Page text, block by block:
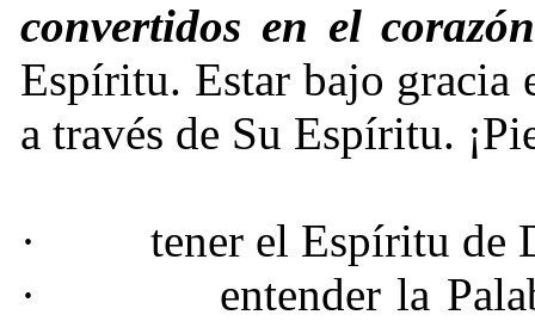
convertidos en el
Espíritu. Estar bajo gracia
a través de Su Espíritu.
·
tener el Espíritu de
·
entender la